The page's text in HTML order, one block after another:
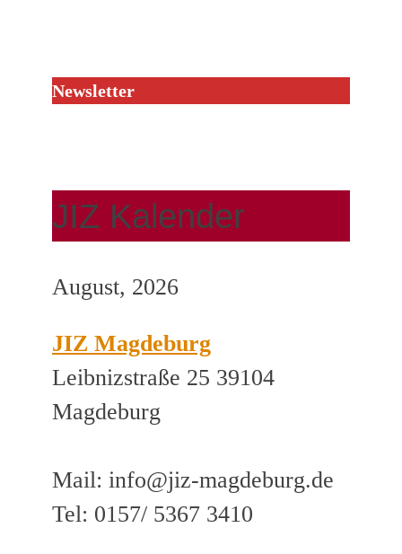
Newsletter
JIZ Kalender
August, 2026
JIZ Magdeburg
Leibnizstraße 25 39104
Magdeburg
Mail: info@jiz-magdeburg.de
Tel: 0157/ 5367 3410